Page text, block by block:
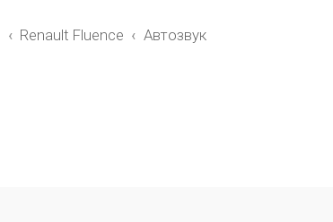
Renault Fluence Автозвук